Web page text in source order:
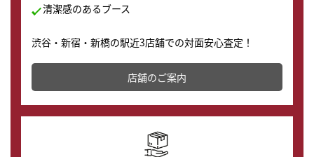
清潔感のあるブース
渋谷・新宿・新橋の駅近3店舗での対面安心査定！
その場で現金買取致します。渋谷本店では、時計販売の
店舗を併設しており、下取りに出してお得に新しい時計
の購入もできます♪
店舗のご案内